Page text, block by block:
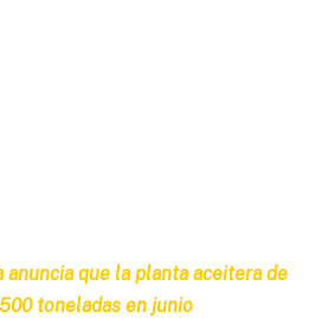
anuncia que la planta aceitera de
toneladas en junio